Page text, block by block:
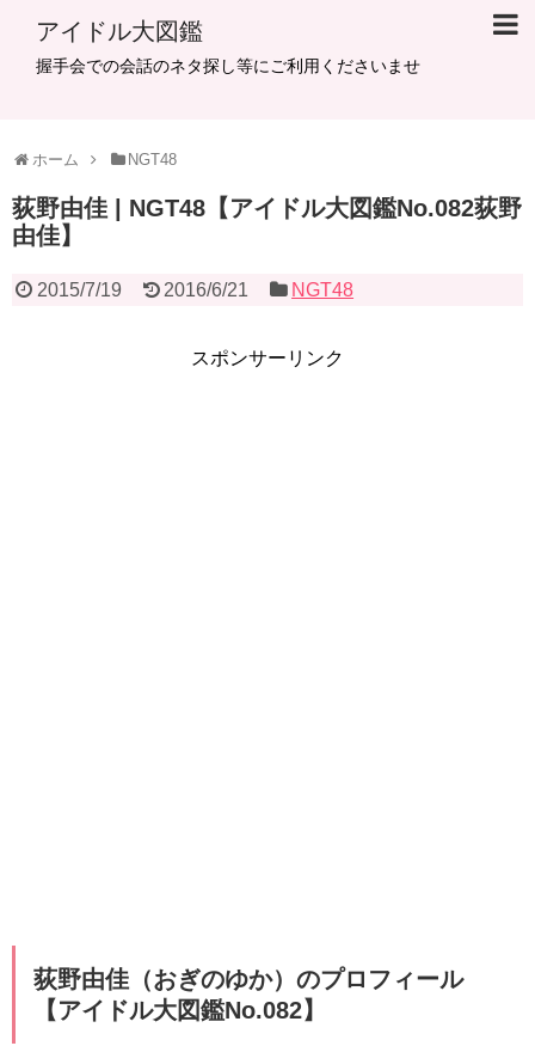
アイドル大図鑑
握手会での会話のネタ探し等にご利用くださいませ
ホーム NGT48
荻野由佳 | NGT48【アイドル大図鑑No.082荻野
由佳】
2015/7/19 2016/6/21 NGT48
スポンサーリンク
荻野由佳（おぎのゆか）のプロフィール
【アイドル大図鑑No.082】